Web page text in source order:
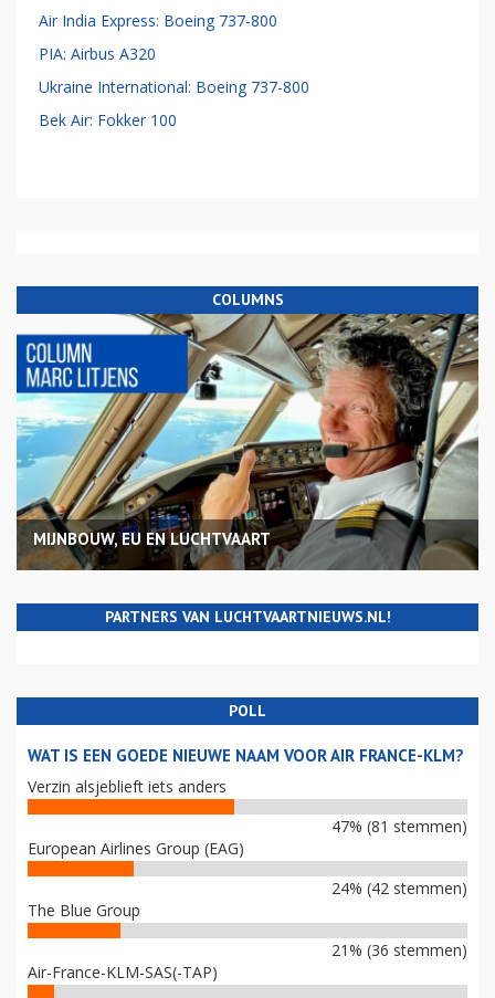
Air India Express: Boeing 737-800
PIA: Airbus A320
Ukraine International: Boeing 737-800
Bek Air: Fokker 100
COLUMNS
MIJNBOUW, EU EN LUCHTVAART
PARTNERS VAN LUCHTVAARTNIEUWS.NL!
POLL
WAT IS EEN GOEDE NIEUWE NAAM VOOR AIR FRANCE-KLM?
Verzin alsjeblieft iets anders
47% (81 stemmen)
European Airlines Group (EAG)
24% (42 stemmen)
The Blue Group
21% (36 stemmen)
Air-France-KLM-SAS(-TAP)